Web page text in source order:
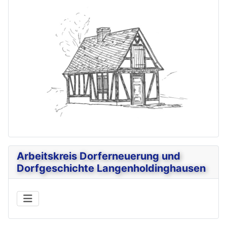
Arbeitskreis Dorferneuerung und
Dorfgeschichte Langenholdinghausen